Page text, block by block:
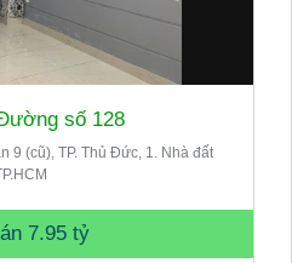
số 128
9 (cũ), TP. Thủ Đức, 1. Nhà đất
7.95 tỷ